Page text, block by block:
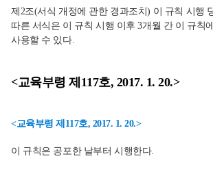
제2조(서식 개정에 관한 경과조치) 이 규칙 시행
따른 서식은 이 규칙 시행 이후 3개월 간 이 규칙
사용할 수 있다.
<교육부령 제117호, 2017. 1. 20.>
<교육부령 제117호, 2017. 1. 20.>
이 규칙은 공포한 날부터 시행한다.